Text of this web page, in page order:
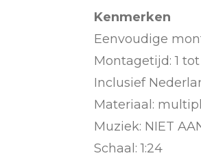
Kenmerken
Eenvoudige
Montagetijd: 1
Inclusief
Materiaal:
Muziek: NIET
Schaal: 1:24